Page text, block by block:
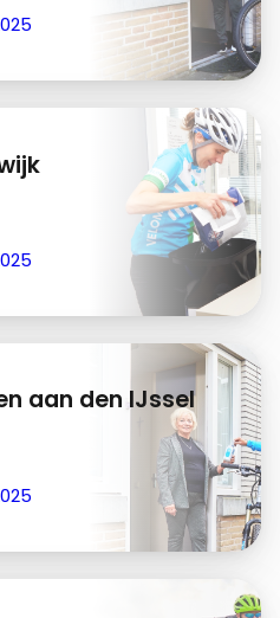
aan den IJssel